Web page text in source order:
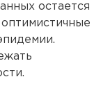
остается